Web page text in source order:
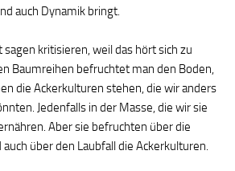
auch Dynamik bringt.
sagen kritisieren, weil das hört sich zu
Baumreihen befruchtet man den Boden,
die Ackerkulturen stehen, die wir anders
Jedenfalls in der Masse, die wir sie
Aber sie befruchten über die
über den Laubfall die Ackerkulturen.